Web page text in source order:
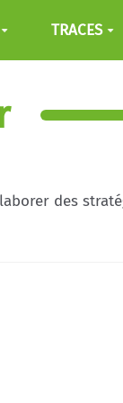
TRACES
des